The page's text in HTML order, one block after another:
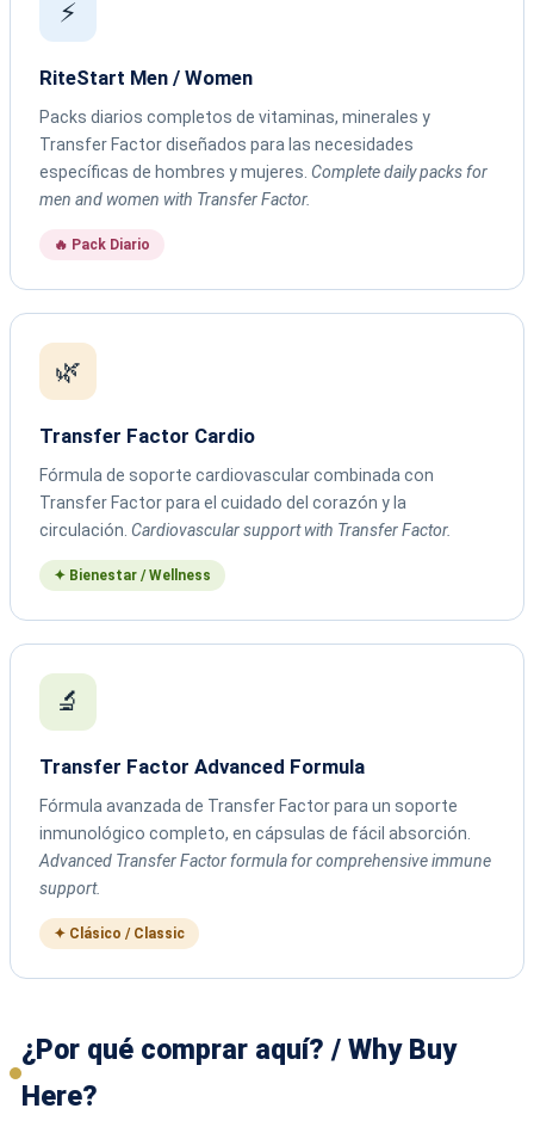
⚡
RiteStart Men / Women
Packs diarios completos de vitaminas, minerales y
Transfer Factor diseñados para las necesidades
específicas de hombres y mujeres. Complete daily packs for
men and women with Transfer Factor.
🔥 Pack Diario
🌿
Transfer Factor Cardio
Fórmula de soporte cardiovascular combinada con
Transfer Factor para el cuidado del corazón y la
circulación. Cardiovascular support with Transfer Factor.
✦ Bienestar / Wellness
🔬
Transfer Factor Advanced Formula
Fórmula avanzada de Transfer Factor para un soporte
inmunológico completo, en cápsulas de fácil absorción.
Advanced Transfer Factor formula for comprehensive immune
support.
✦ Clásico / Classic
¿Por qué comprar aquí? / Why Buy
Here?